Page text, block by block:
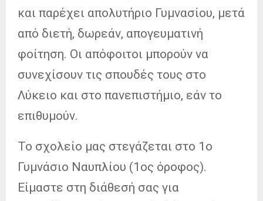
και παρέχει απολυτήριο Γυμνασίου, μετά
από διετή, δωρεάν, απογευματινή
φοίτηση. Οι απόφοιτοι μπορούν να
συνεχίσουν τις σπουδές τους στο
Λύκειο και στο πανεπιστήμιο, εάν το
επιθυμούν.
Το σχολείο μας στεγάζεται στο 1ο
Γυμνάσιο Ναυπλίου (1ος όροφος).
Είμαστε στη διάθεσή σας για